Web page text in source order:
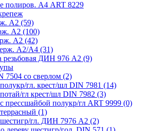
полиров. А4 ART 8229
А2 (59)
А2 (100)
А2 (42)
А2/А4 (31)
ДИН 976 А2 (9)
7504 со сверлом (2)
гл. крест/шл DIN 7981 (14)
гл крест/шл DIN 7982 (3)
прессшайбой полукр/гл ART 9999 (0)
(1)
гл. ДИН 7976 А2 (2)